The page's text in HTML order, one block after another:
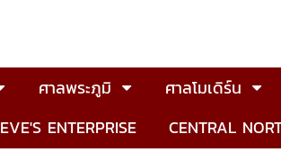
ศาลพระภูมิ ศาลโมเดิร์น
EVE'S ENTERPRISE CENTRAL